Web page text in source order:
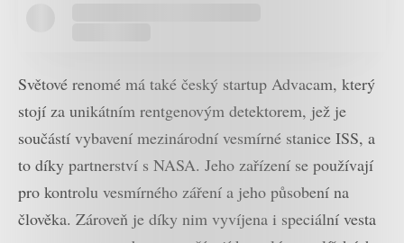
Světové renomé má také český startup Advacam, který
stojí za unikátním rentgenovým detektorem, jež je
součástí vybavení mezinárodní vesmírné stanice ISS, a
to díky partnerství s NASA. Jeho zařízení se používají
pro kontrolu vesmírného záření a jeho působení na
člověka. Zároveň je díky nim vyvíjena i speciální vesta